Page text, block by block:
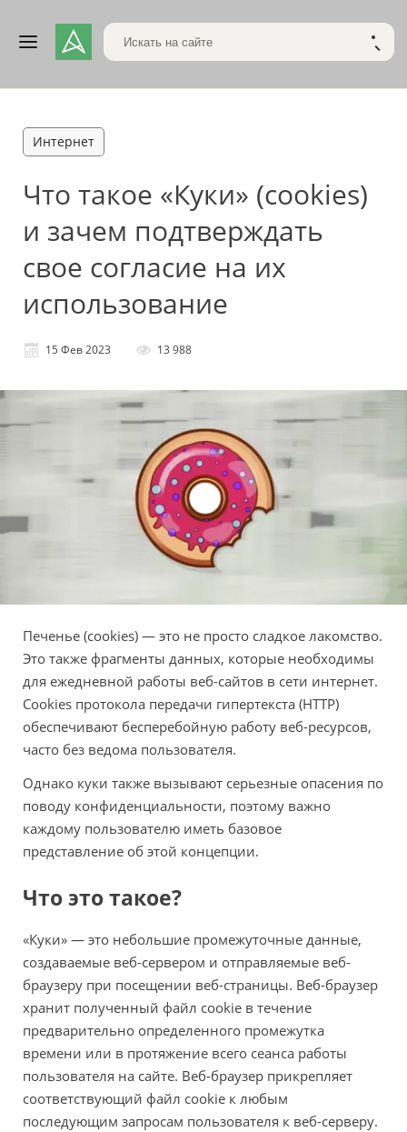
Поиск по сайту
Интернет
Что такое «Куки» (cookies)
и зачем подтверждать
свое согласие на их
использование
15 Фев 2023 13 988
Печенье (cookies) — это не просто сладкое лакомство.
Это также фрагменты данных, которые необходимы
для ежедневной работы веб-сайтов в сети интернет.
Cookies протокола передачи гипертекста (HTTP)
обеспечивают бесперебойную работу веб-ресурсов,
часто без ведома пользователя.
Однако куки также вызывают серьезные опасения по
поводу конфиденциальности, поэтому важно
каждому пользователю иметь базовое
представление об этой концепции.
Что это такое?
«Куки» — это небольшие промежуточные данные,
создаваемые веб-сервером и отправляемые веб-
браузеру при посещении веб-страницы. Веб-браузер
хранит полученный файл cookie в течение
предварительно определенного промежутка
времени или в протяжение всего сеанса работы
пользователя на сайте. Веб-браузер прикрепляет
соответствующий файл cookie к любым
последующим запросам пользователя к веб-серверу.